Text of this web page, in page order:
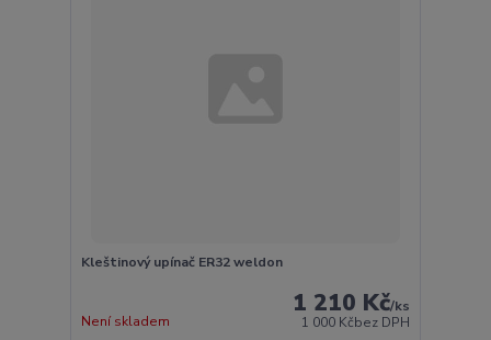
Kleštinový upínač ER32 weldon
1 210 Kč/ks
1 000 Kčbez DPH
Není skladem